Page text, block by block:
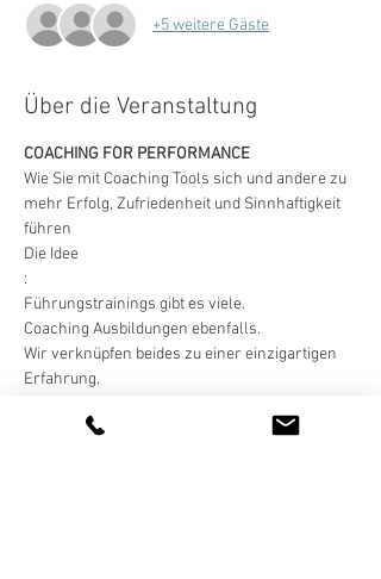
+5 weitere Gäste
Über die Veranstaltung
Wie Sie mit Coaching Tools sich und andere zu
mehr Erfolg, Zufriedenheit und Sinnhaftigkeit
Die Idee
Wir verknüpfen beides zu einer einzigartigen
Mehr anzeigen